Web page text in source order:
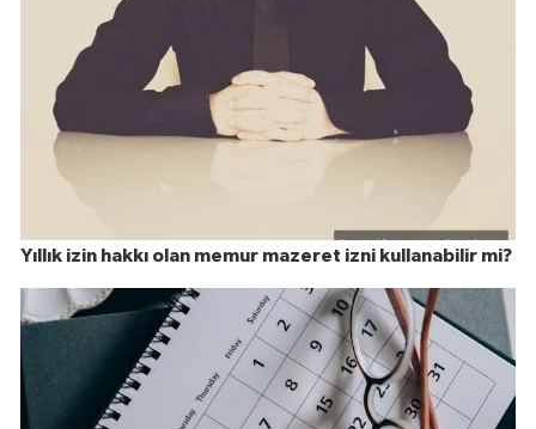
Yıllık izin hakkı olan memur mazeret izni kullanabilir mi?